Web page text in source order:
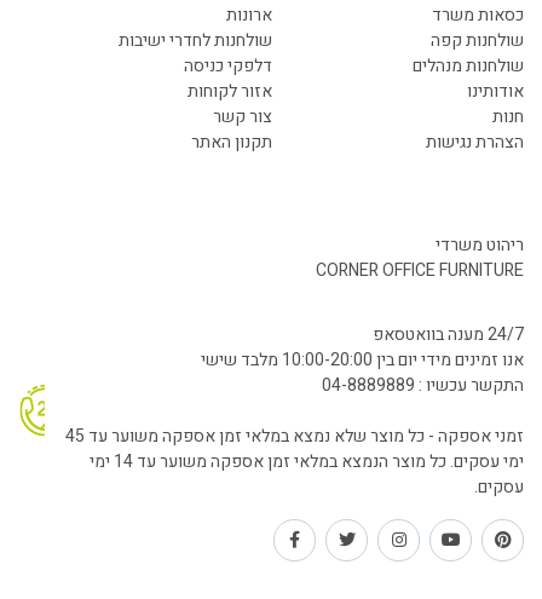
כסאות משרד
ארונות
שולחנות קפה
שולחנות לחדרי ישיבות
שולחנות מנהלים
דלפקי כניסה
אודותינו
אזור לקוחות
חנות
צור קשר
הצהרת נגישות
תקנון האתר
ריהוט משרדי
CORNER OFFICE FURNITURE
24/7 מענה בוואטסאפ
אנו זמינים מידי יום בין 10:00-20:00 מלבד שישי
התקשר עכשיו : 04-8889889
זמני אספקה - כל מוצר שלא נמצא במלאי זמן אספקה משוער עד 45
ימי עסקים. כל מוצר הנמצא במלאי זמן אספקה משוער עד 14 ימי
עסקים.